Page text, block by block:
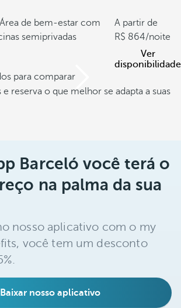
Área de bem-estar com
semiprivadas
A partir de
864/noite
Ver
disponibilidade
para comparar
reserva o que melhor se adapta a suas
Barceló você terá o
na palma da sua
nosso aplicativo com o my
você tem um desconto
Baixar nosso aplicativo